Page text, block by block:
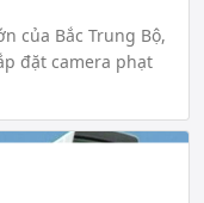
của Bắc Trung Bộ,
đặt camera phạt